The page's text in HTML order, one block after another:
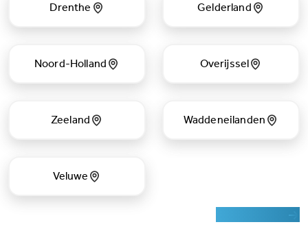
Drenthe Gelderland
Noord-Holland Overijssel
Zeeland Waddeneilanden
Veluwe